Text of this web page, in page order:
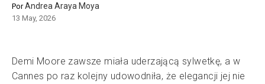
PorAndrea Araya Moya
13 May, 2026
Demi Moore zawsze miała uderzającą sylwetkę, a w
Cannes po raz kolejny udowodniła, że elegancji jej nie